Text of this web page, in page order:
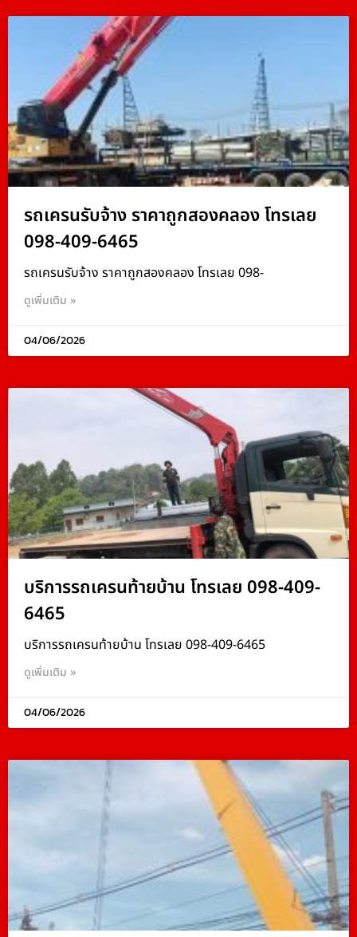
รถเครนรับจ้าง ราคาถูกสองคลอง โทรเลย
098-409-6465
รถเครนรับจ้าง ราคาถูกสองคลอง โทรเลย 098-
ดูเพิ่มเติม »
04/06/2026
บริการรถเครนท้ายบ้าน โทรเลย 098-409-
6465
บริการรถเครนท้ายบ้าน โทรเลย 098-409-6465
ดูเพิ่มเติม »
04/06/2026